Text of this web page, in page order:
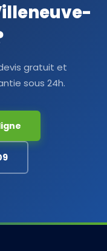
gratuit et
sous 24h.